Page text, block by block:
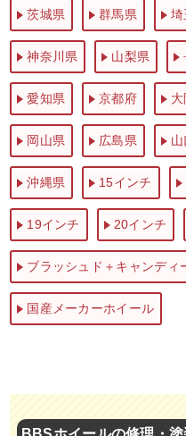
茨城県 群馬県 埼
神奈川県 山梨県
愛知県 京都府
岡山県 広島県
沖縄県 15インチ
19インチ 20インチ
ブラッシュド＋キャンディ
国産メーカーホイール